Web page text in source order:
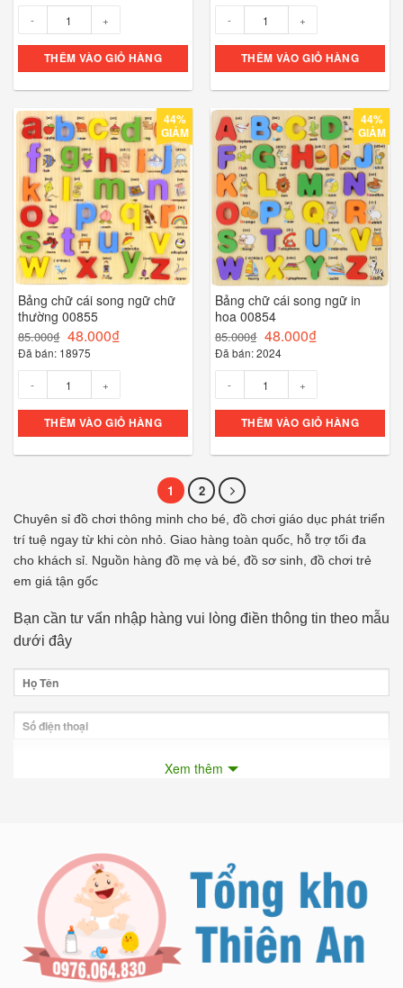
THÊM VÀO GIỎ HÀNG THÊM VÀO GIỎ HÀNG
44%
GIẢM
Bảng chữ cái song ngữ chữ
thường 00855
85.000₫ 48.000₫
Đã bán: 18975
THÊM VÀO GIỎ HÀNG
44%
GIẢM
Bảng chữ cái song ngữ in
hoa 00854
85.000₫ 48.000₫
Đã bán: 2024
THÊM VÀO GIỎ HÀNG
1 2
Chuyên sỉ đồ chơi thông minh cho bé, đồ chơi giáo dục phát triển
trí tuệ ngay từ khi còn nhỏ. Giao hàng toàn quốc, hỗ trợ tối đa
cho khách sỉ. Nguồn hàng đồ mẹ và bé, đồ sơ sinh, đồ chơi trẻ
em giá tận gốc
Bạn cần tư vấn nhập hàng vui lòng điền thông tin theo mẫu
dưới đây
Xem thêm